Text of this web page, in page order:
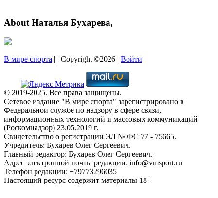
About Наталья Бухарева,
В мире спорта | | Copyright ©2026 | Войти
© 2019-2025. Все права защищены.
Сетевое издание "В мире спорта" зарегистрировано в
Федеральной службе по надзору в сфере связи,
информационных технологий и массовых коммуникаций
(Роскомнадзор) 23.05.2019 г.
Свидетельство о регистрации ЭЛ № ФС 77 - 75665.
Учредитель: Бухарев Олег Сергеевич.
Главный редактор: Бухарев Олег Сергеевич.
Адрес электронной почты редакции: info@vmsport.ru
Телефон редакции: +79773296035
Настоящий ресурс содержит материалы 18+